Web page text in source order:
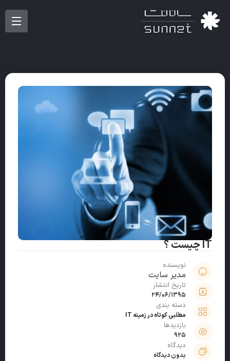
IT چیست ؟
نویسنده
مدیر سایت
تاریخ انتشار
24/06/1395
دسته بندی
مطلبی کوتاه در زمینه IT
بازدیدها
925
دیدگاه
بدون دیدگاه